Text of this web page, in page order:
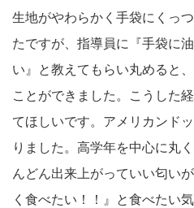
生地がやわらかく手袋にくっ
たですが、指導員に『手袋に
い』と教えてもらい丸めると
ことができました。こうした
てほしいです。アメリカンド
りました。高学年を中心に丸
んどん出来上がっていい匂い
く食べたい！！』と食べたい